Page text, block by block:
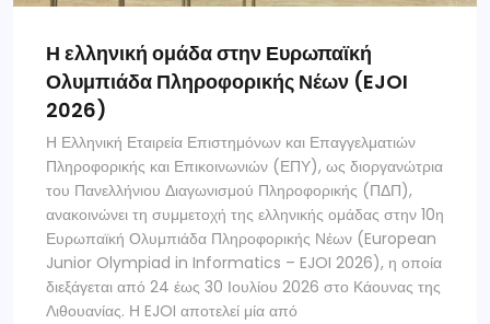
Η ελληνική ομάδα στην Ευρωπαϊκή
Ολυμπιάδα Πληροφορικής Νέων (EJOI
2026)
Η Ελληνική Εταιρεία Επιστημόνων και Επαγγελματιών
Πληροφορικής και Επικοινωνιών (ΕΠΥ), ως διοργανώτρια
του Πανελλήνιου Διαγωνισμού Πληροφορικής (ΠΔΠ),
ανακοινώνει τη συμμετοχή της ελληνικής ομάδας στην 10η
Ευρωπαϊκή Ολυμπιάδα Πληροφορικής Νέων (European
Junior Olympiad in Informatics – EJOI 2026), η οποία
διεξάγεται από 24 έως 30 Ιουλίου 2026 στο Κάουνας της
Λιθουανίας. Η EJOI αποτελεί μία από